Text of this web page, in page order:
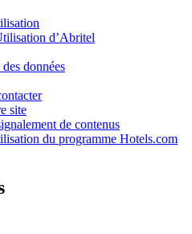
d’Abritel
données
site
de contenus
du programme Hotels.com